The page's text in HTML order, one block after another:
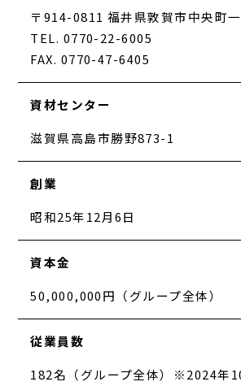
〒914-0811 福井県敦賀市中央町
TEL. 0770-22-6005
FAX. 0770-47-6405
資材センター
滋賀県高島市勝野873-1
創業
昭和25年12月6日
資本金
50,000,000円（グループ全体）
従業員数
182名（グループ全体）※2024年